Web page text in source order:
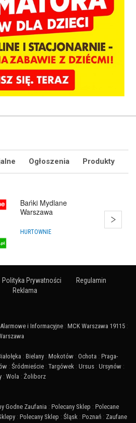
Ogłoszenia Produkty
Katalog Animatorów
Zabaw -
ANIMATORZY
Polityka Prywatności
Regulamin
Reklama
i Informacyjne : MCK Warszawa 19115 :
: Bielany : Mokotów : Ochota : Praga-
: Śródmieście : Targówek : Ursus : Ursynów :
: Wola : Żoliborz
Godne Zaufania : Polecany Sklep : Polecane
: Polecany Sklep : Śląsk : Poznań : Zaufane